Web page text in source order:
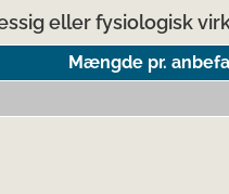
eller fysiologisk
Mængde pr.